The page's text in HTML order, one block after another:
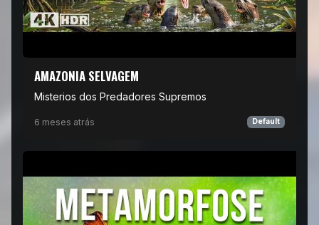
AMAZONIA SELVAGEM
Misterios dos Predadores Supremos
6 meses atrás Default